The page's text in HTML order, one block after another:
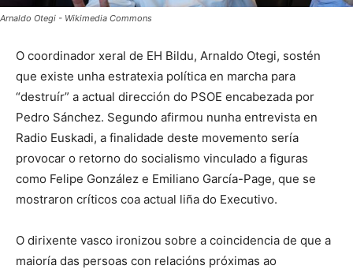
Arnaldo Otegi - Wikimedia Commons
O coordinador xeral de EH Bildu, Arnaldo Otegi, sostén
que existe unha estratexia política en marcha para
“destruír” a actual dirección do PSOE encabezada por
Pedro Sánchez. Segundo afirmou nunha entrevista en
Radio Euskadi, a finalidade deste movemento sería
provocar o retorno do socialismo vinculado a figuras
como Felipe González e Emiliano García-Page, que se
mostraron críticos coa actual liña do Executivo.
O dirixente vasco ironizou sobre a coincidencia de que a
maioría das persoas con relacións próximas ao